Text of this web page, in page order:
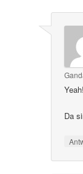
Yeah!
Da